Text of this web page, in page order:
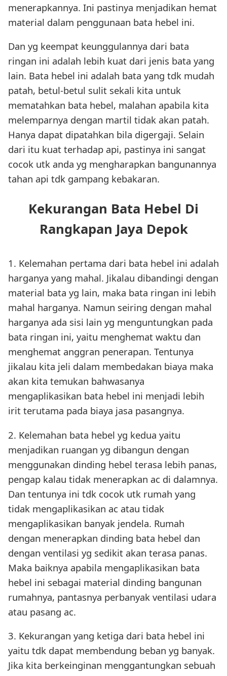
menerapkannya. Ini pastinya menjadikan hemat
material dalam penggunaan bata hebel ini.
Dan yg keempat keunggulannya dari bata
ringan ini adalah lebih kuat dari jenis bata yang
lain. Bata hebel ini adalah bata yang tdk mudah
patah, betul-betul sulit sekali kita untuk
mematahkan bata hebel, malahan apabila kita
melemparnya dengan martil tidak akan patah.
Hanya dapat dipatahkan bila digergaji. Selain
dari itu kuat terhadap api, pastinya ini sangat
cocok utk anda yg mengharapkan bangunannya
tahan api tdk gampang kebakaran.
Kekurangan Bata Hebel Di
Rangkapan Jaya Depok
1. Kelemahan pertama dari bata hebel ini adalah
harganya yang mahal. Jikalau dibandingi dengan
material bata yg lain, maka bata ringan ini lebih
mahal harganya. Namun seiring dengan mahal
harganya ada sisi lain yg menguntungkan pada
bata ringan ini, yaitu menghemat waktu dan
menghemat anggran penerapan. Tentunya
jikalau kita jeli dalam membedakan biaya maka
akan kita temukan bahwasanya
mengaplikasikan bata hebel ini menjadi lebih
irit terutama pada biaya jasa pasangnya.
2. Kelemahan bata hebel yg kedua yaitu
menjadikan ruangan yg dibangun dengan
menggunakan dinding hebel terasa lebih panas,
pengap kalau tidak menerapkan ac di dalamnya.
Dan tentunya ini tdk cocok utk rumah yang
tidak mengaplikasikan ac atau tidak
mengaplikasikan banyak jendela. Rumah
dengan menerapkan dinding bata hebel dan
dengan ventilasi yg sedikit akan terasa panas.
Maka baiknya apabila mengaplikasikan bata
hebel ini sebagai material dinding bangunan
rumahnya, pantasnya perbanyak ventilasi udara
atau pasang ac.
3. Kekurangan yang ketiga dari bata hebel ini
yaitu tdk dapat membendung beban yg banyak.
Jika kita berkeinginan menggantungkan sebuah